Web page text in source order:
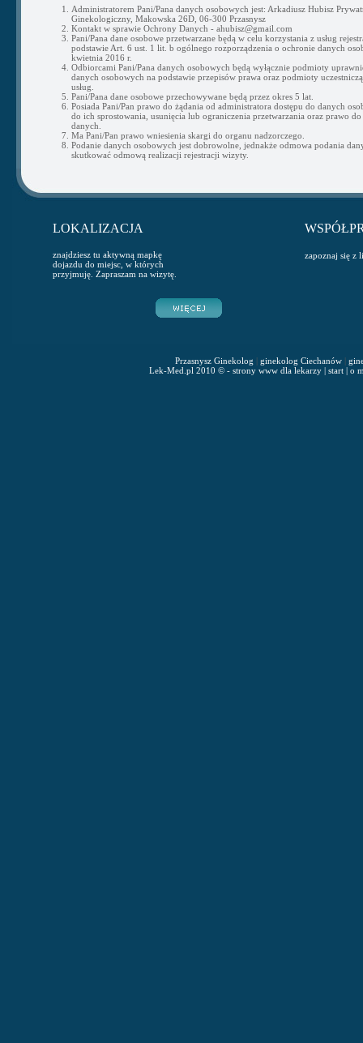
Administratorem Pani/Pana danych osobowych jest: Arkadiusz Hubisz
Ginekologiczny, Makowska 26D, 06-300 Przasnysz
Kontakt w sprawie Ochrony Danych - ahubisz@gmail.com
Pani/Pana dane osobowe przetwarzane będą w celu korzystania z usług
podstawie Art. 6 ust. 1 lit. b ogólnego rozporządzenia o ochronie danych
kwietnia 2016 r.
Odbiorcami Pani/Pana danych osobowych będą wyłącznie podmioty
danych osobowych na podstawie przepisów prawa oraz podmioty
usług.
Pani/Pana dane osobowe przechowywane będą przez okres 5 lat.
Posiada Pani/Pan prawo do żądania od administratora dostępu do danych
do ich sprostowania, usunięcia lub ograniczenia przetwarzania oraz prawo do
danych.
Ma Pani/Pan prawo wniesienia skargi do organu nadzorczego.
Podanie danych osobowych jest dobrowolne, jednakże odmowa podania
skutkować odmową realizacji rejestracji wizyty.
LOKALIZACJA
znajdziesz tu aktywną mapkę
dojazdu do miejsc, w których
przyjmuję. Zapraszam na wizytę.
zapoznaj się z
Przasnysz Ginekolog | ginekolog Ciechanów|
Lek-Med.pl 2010 © - strony www dla lekarzy| start| o